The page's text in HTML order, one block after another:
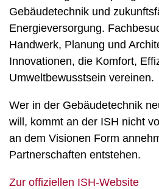
Gebäudetechnik und
Energieversorgung.
Handwerk, Planung und
Innovationen, die Komfort,
Umweltbewusstsein vereinen.
Wer in der Gebäudetechnik
will, kommt an der ISH nicht
an dem Visionen Form
Partnerschaften entstehen.
Zur offiziellen ISH-Website